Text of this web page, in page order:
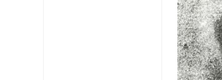
Девотчка-вулкан
Гарик_БандЭрос
Банда-Наша!